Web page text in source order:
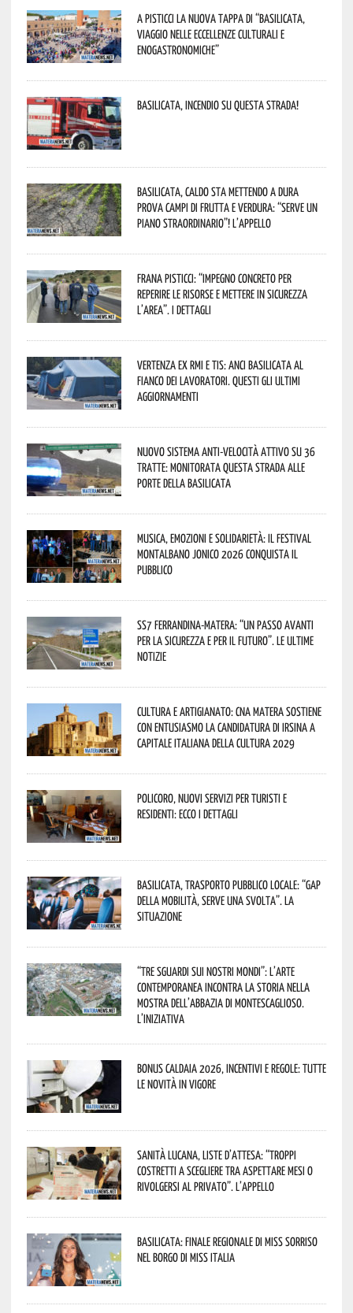
A Pisticci la nuova tappa di “Basilicata,
viaggio nelle eccellenze culturali e
enogastronomiche”
Basilicata, incendio su questa strada!
Basilicata, caldo sta mettendo a dura
prova campi di frutta e verdura: “Serve un
piano straordinario”! L’appello
Frana Pisticci: “Impegno concreto per
reperire le risorse e mettere in sicurezza
l’area”. I dettagli
Vertenza ex RMI e TIS: ANCI Basilicata al
fianco dei lavoratori. Questi gli ultimi
aggiornamenti
Nuovo sistema anti-velocità attivo su 36
tratte: monitorata questa strada alle
porte della Basilicata
Musica, emozioni e solidarietà: il Festival
Montalbano Jonico 2026 conquista il
pubblico
SS7 Ferrandina-Matera: “Un passo avanti
per la sicurezza e per il futuro”. Le ultime
notizie
Cultura e Artigianato: CNA Matera sostiene
con entusiasmo la candidatura di Irsina a
Capitale Italiana della Cultura 2029
Policoro, nuovi servizi per turisti e
residenti: ecco i dettagli
Basilicata, trasporto pubblico locale: “Gap
della mobilità, serve una svolta”. La
situazione
“Tre Sguardi sui Nostri Mondi”: l’arte
contemporanea incontra la storia nella
mostra dell’Abbazia di Montescaglioso.
L’iniziativa
Bonus caldaia 2026, incentivi e regole: tutte
le novità in vigore
Sanità lucana, liste d’attesa: “Troppi
costretti a scegliere tra aspettare mesi o
rivolgersi al privato”. L’appello
Basilicata: finale regionale di Miss Sorriso
nel borgo di Miss Italia